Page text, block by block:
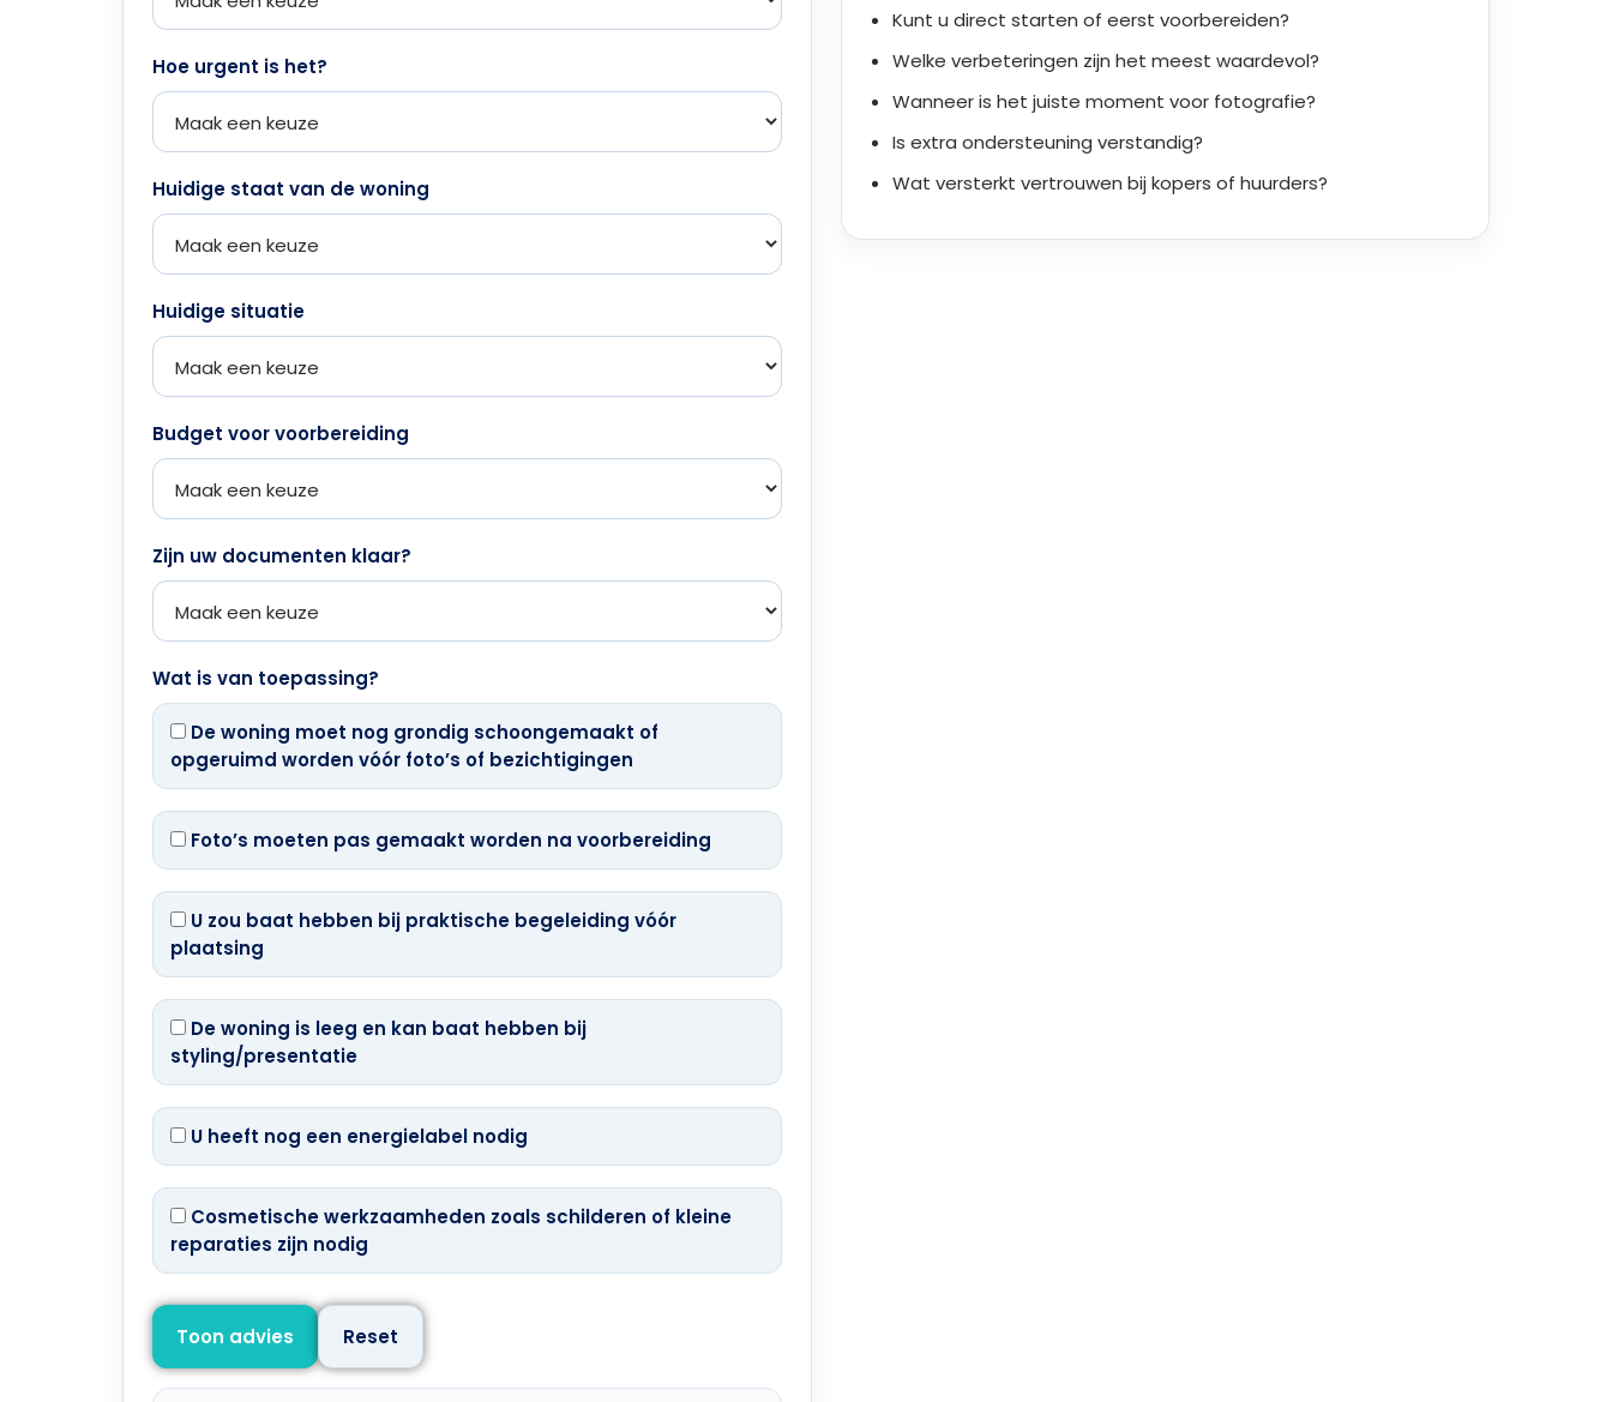
Hoe urgent is het?
Huidige staat van de woning
Huidige situatie
Budget voor voorbereiding
Zijn uw documenten klaar?
Wat is van toepassing?
De woning moet nog grondig schoongemaakt of
opgeruimd worden vóór foto’s of bezichtigingen
Foto’s moeten pas gemaakt worden na voorbereiding
U zou baat hebben bij praktische begeleiding vóór
plaatsing
De woning is leeg en kan baat hebben bij
styling/presentatie
U heeft nog een energielabel nodig
Cosmetische werkzaamheden zoals schilderen of kleine
reparaties zijn nodig
Toon advies Reset
Kunt u direct starten of eerst voorbereiden?
Welke verbeteringen zijn het meest waardevol?
Wanneer is het juiste moment voor fotografie?
Is extra ondersteuning verstandig?
Wat versterkt vertrouwen bij kopers of huurders?